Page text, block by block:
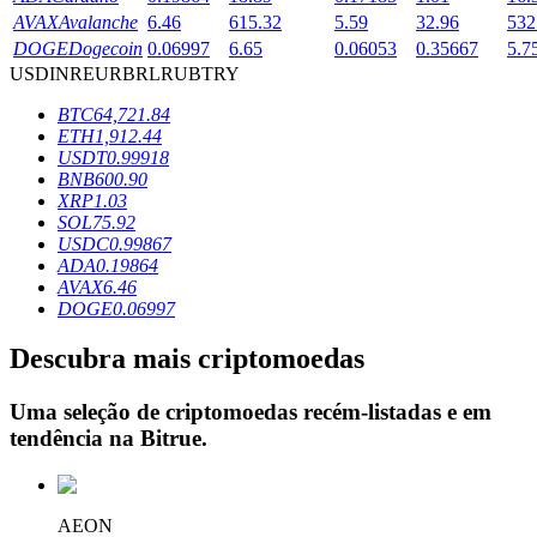
Bloqueios de BTR
Investimentos exclusivos para titulares de BTR
Empréstimos
Serviço de empréstimo apoiado por criptografia
AVAXAvalanche 6.46 615.32 5.59 32.96
DOGEDogecoin 0.06997 6.65 0.06053 0.35667
USDINREURBRLRUBTRY
BTC64,721.84
ETH1,912.44
USDT0.99918
BNB600.90
XRP1.03
SOL75.92
USDC0.99867
ADA0.19864
AVAX6.46
DOGE0.06997
Descubra mais criptomoedas
Uma seleção de criptomoedas recém-listadas e em
tendência na Bitrue.
AEON